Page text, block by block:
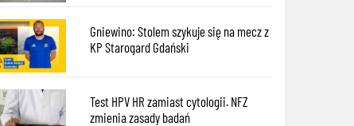
Gniewino: Stolem szykuje się na mecz z
KP Starogard Gdański
Test HPV HR zamiast cytologii. NFZ
zmienia zasady badań